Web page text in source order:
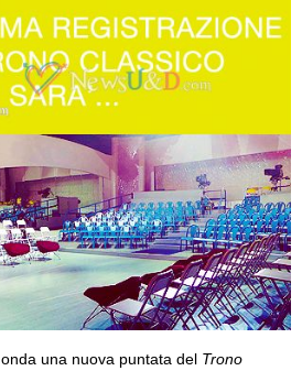
una nuova puntata del Trono